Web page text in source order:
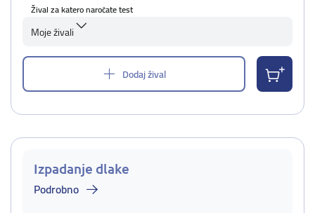
Žival za katero naročate test
Moje živali
Dodaj žival
Izpadanje dlake
Podrobno